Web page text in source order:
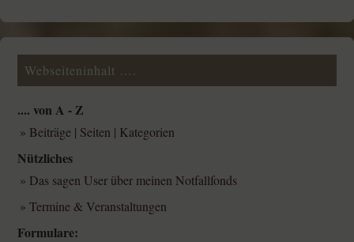
Webseiteninhalt ….
.... von A - Z
» Beiträge| Seiten | Kategorien
Nützliches
» Das sagen User über meinen Notfallfonds
» Termine & Veranstaltungen
Formulare: